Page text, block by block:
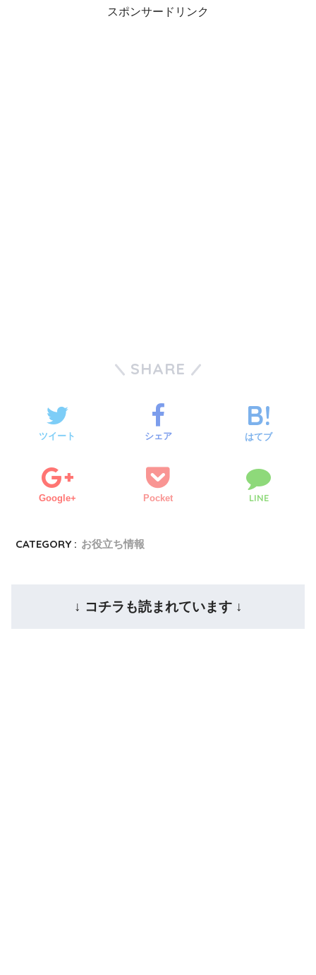
スポンサードリンク
SHARE
ツイート シェア はてブ
Google+ Pocket LINE
CATEGORY : お役立ち情報
↓ コチラも読まれています ↓